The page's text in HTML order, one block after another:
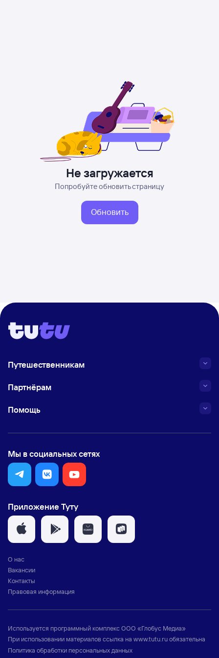
Не загружается
Попробуйте обновить страницу
Обновить
Путешественникам
Партнёрам
Помощь
Мы в социальных сетях
Приложение Туту
О нас
Вакансии
Контакты
Правовая информация
Используется программный комплексООО «Глобус Медиа»
При использовании материалов ссылка на www.tutu.ruобязательна
Политика обработки персональных данных